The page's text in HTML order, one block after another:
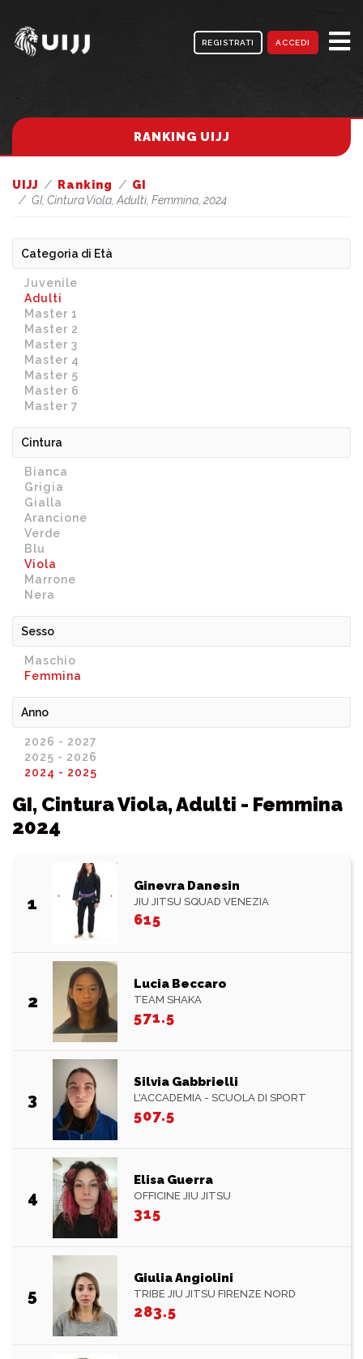
REGISTRATI ACCEDI
RANKING UIJJ
UIJJ Ranking
GI
GI, Cintura Viola, Adulti, Femmina, 2024
Categoria di Età
Juvenile
Adulti
Master 1
Master 2
Master 3
Master 4
Master 5
Master 6
Master 7
Cintura
Bianca
Grigia
Gialla
Arancione
Verde
Blu
Viola
Marrone
Nera
Sesso
Maschio
Femmina
Anno
2026 - 2027
2025 - 2026
2024 - 2025
GI, Cintura Viola, Adulti - Femmina
2024
1
Ginevra Danesin
JIU JITSU SQUAD VENEZIA
615
2
Lucia Beccaro
TEAM SHAKA
571.5
3
Silvia Gabbrielli
L'ACCADEMIA - SCUOLA DI SPORT
507.5
4
Elisa Guerra
OFFICINE JIU JITSU
315
5
Giulia Angiolini
TRIBE JIU JITSU FIRENZE NORD
283.5